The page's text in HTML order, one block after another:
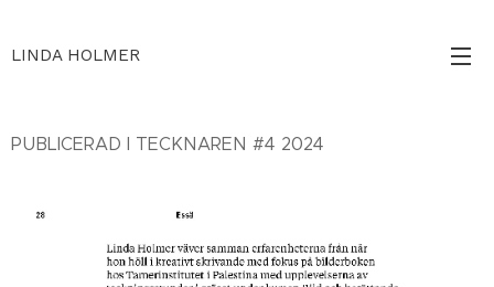
LINDA HOLMER
PUBLICERAD I TECKNAREN #4 2024